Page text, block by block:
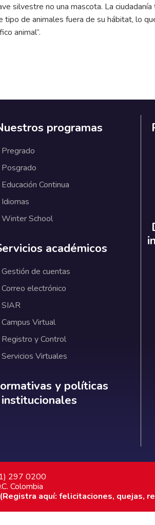
silvestre no una mascota. La
de animales fuera de su hábitat, lo
animal”.
programas
Pregrado
Posgrado
Educación Continua
Idiomas
Winter School
académicos
Gestión de cuentas
Correo electrónico
SIAR
Campus Virtual
Registro y Control
Servicios Virtuales
Normativas y políticas
y políticas
institucionales
297 0200
Colombia
aquí: felicitaciones, quejas,